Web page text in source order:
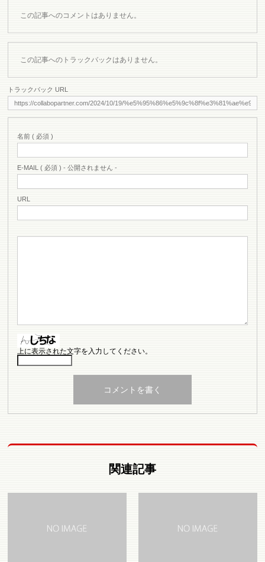
この記事へのコメントはありません。
この記事へのトラックバックはありません。
トラックバック URL
名前 ( 必須 )
E-MAIL ( 必須 ) - 公開されません -
URL
上に表示された文字を入力してください。
関連記事